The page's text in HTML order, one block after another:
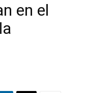
en el